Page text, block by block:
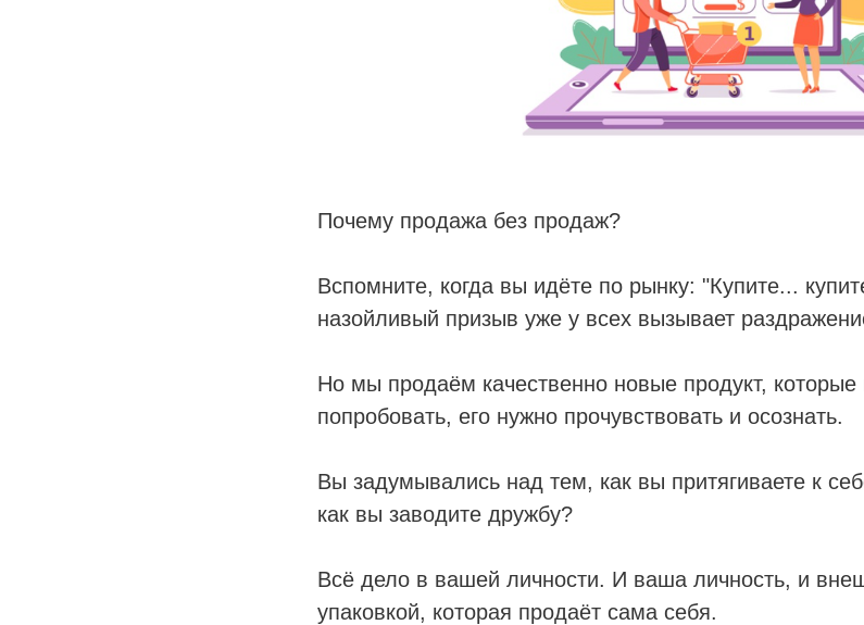
Почему продажа без продаж?
Вспомните, когда вы идёте по рынку: "Купите...
назойливый призыв уже у всех вызывает
Но мы продаём качественно новые продукт, которые
попробовать, его нужно прочувствовать и осознать.
Вы задумывались над тем, как вы притягиваете к
как вы заводите дружбу?
Всё дело в вашей личности. И ваша личность, и
упаковкой, которая продаёт сама себя.